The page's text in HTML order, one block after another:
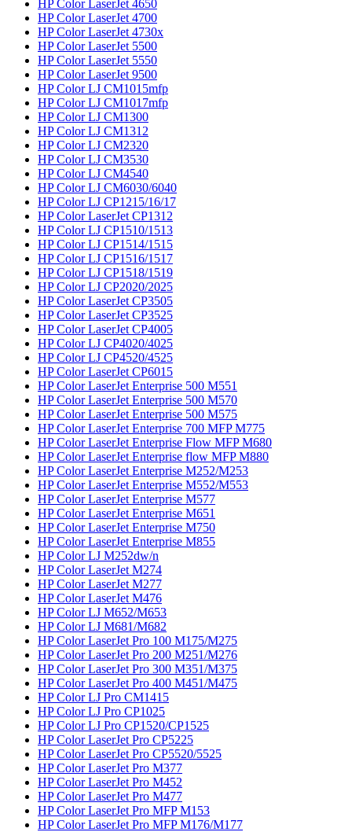
HP Color LaserJet 4650
HP Color LaserJet 4700
HP Color LaserJet 4730x
HP Color LaserJet 5500
HP Color LaserJet 5550
HP Color LaserJet 9500
HP Color LJ CM1015mfp
HP Color LJ CM1017mfp
HP Color LJ CM1300
HP Color LJ CM1312
HP Color LJ CM2320
HP Color LJ CM3530
HP Color LJ CM4540
HP Color LJ CM6030/6040
HP Color LJ CP1215/16/17
HP Color LaserJet CP1312
HP Color LJ CP1510/1513
HP Color LJ CP1514/1515
HP Color LJ CP1516/1517
HP Color LJ CP1518/1519
HP Color LJ CP2020/2025
HP Color LaserJet CP3505
HP Color LaserJet CP3525
HP Color LaserJet CP4005
HP Color LJ CP4020/4025
HP Color LJ CP4520/4525
HP Color LaserJet CP6015
HP Color LaserJet Enterprise 500 M551
HP Color LaserJet Enterprise 500 M570
HP Color LaserJet Enterprise 500 M575
HP Color LaserJet Enterprise 700 MFP M775
HP Color LaserJet Enterprise Flow MFP M680
HP Color LaserJet Enterprise flow MFP M880
HP Color LaserJet Enterprise M252/M253
HP Color LaserJet Enterprise M552/M553
HP Color LaserJet Enterprise M577
HP Color LaserJet Enterprise M651
HP Color LaserJet Enterprise M750
HP Color LaserJet Enterprise M855
HP Color LJ M252dw/n
HP Color LaserJet M274
HP Color LaserJet M277
HP Color LaserJet M476
HP Color LJ M652/M653
HP Color LJ M681/M682
HP Color LaserJet Pro 100 M175/M275
HP Color LaserJet Pro 200 M251/M276
HP Color LaserJet Pro 300 M351/M375
HP Color LaserJet Pro 400 M451/M475
HP Color LJ Pro CM1415
HP Color LJ Pro CP1025
HP Color LJ Pro CP1520/CP1525
HP Color LaserJet Pro CP5225
HP Color LaserJet Pro CP5520/5525
HP Color LaserJet Pro M377
HP Color LaserJet Pro M452
HP Color LaserJet Pro M477
HP Color LaserJet Pro MFP M153
HP Color LaserJet Pro MFP M176/M177